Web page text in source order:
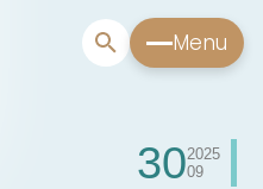
Menu
302025
09